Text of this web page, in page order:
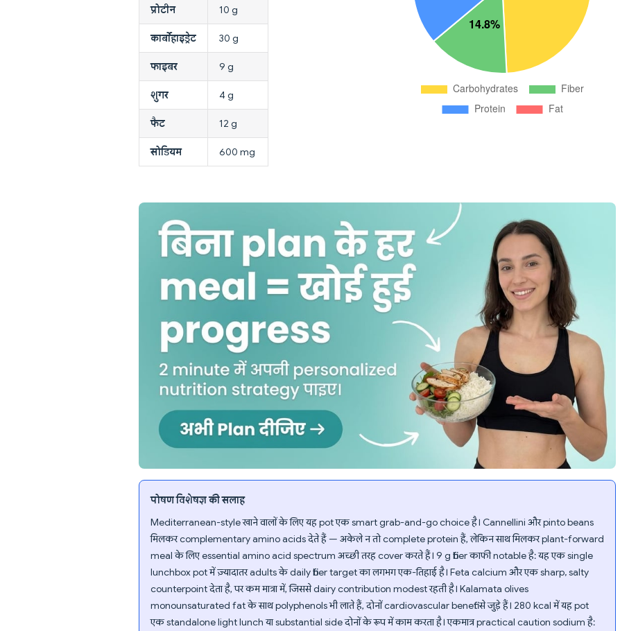
प्रोटीन 10 g
कार्बोहाइड्रेट 30 g
फाइबर 9 g
शुगर 4 g
फैट 12 g
सोडियम 600 mg
पोषण विशेषज्ञ की सलाह
Mediterranean-style खाने वालों के लिए यह pot एक smart grab-and-go choice है। Cannellini और pinto beans
मिलकर complementary amino acids देते हैं — अकेले न तो complete protein हैं, लेकिन साथ मिलकर plant-forward
meal के लिए essential amino acid spectrum अच्छी तरह cover करते हैं। 9 g fiber काफी notable है: यह एक single
lunchbox pot में ज़्यादातर adults के daily fiber target का लगभग एक-तिहाई है। Feta calcium और एक sharp, salty
counterpoint देता है, पर कम मात्रा में, जिससे dairy contribution modest रहती है। Kalamata olives
monounsaturated fat के साथ polyphenols भी लाते हैं, दोनों cardiovascular benefit से जुड़े हैं। 280 kcal में यह pot
एक standalone light lunch या substantial side दोनों के रूप में काम करता है। एकमात्र practical caution sodium है: